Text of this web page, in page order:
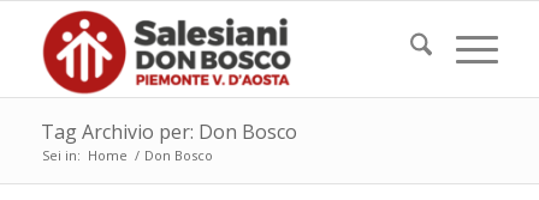
Tag Archivio per: Don Bosco
Sei in: Home / Don Bosco